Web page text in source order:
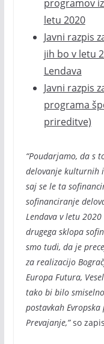
programov
letu 2020
Javni razpis
jih bo v letu
Lendava
Javni razpis
programa
prireditve)
“Poudarjamo, da s
delovanje kulturnih
saj se le ta
sofinanciranje
Lendava v letu
drugega sklopa
smo tudi, da je
za realizacijo
Europa Futura,
tako bi bilo
postavkah
Prevajanje,”so